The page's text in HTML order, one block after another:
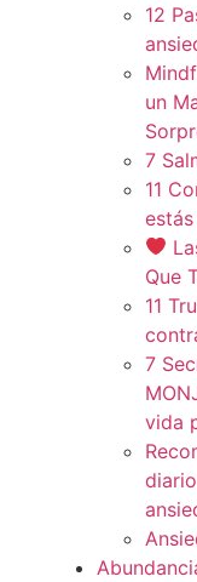
12
un
7
11
Que
11
7
vida